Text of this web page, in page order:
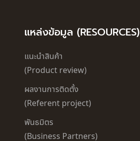
แหล่งข้อมูล (RESOURCES)
แนะนำสินค้า
(Product review)
ผลงานการติดตั้ง
(Referent project)
พันธมิตร
(Business Partners)